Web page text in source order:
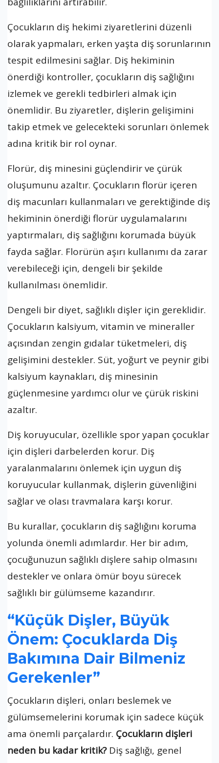
Çocukların diş hekimi ziyaretlerini düzenli
olarak yapmaları, erken yaşta diş sorunlarının
tespit edilmesini sağlar. Diş hekiminin
önerdiği kontroller, çocukların diş sağlığını
izlemek ve gerekli tedbirleri almak için
önemlidir. Bu ziyaretler, dişlerin gelişimini
takip etmek ve gelecekteki sorunları önlemek
adına kritik bir rol oynar.
Florür, diş minesini güçlendirir ve çürük
oluşumunu azaltır. Çocukların florür içeren
diş macunları kullanmaları ve gerektiğinde diş
hekiminin önerdiği florür uygulamalarını
yaptırmaları, diş sağlığını korumada büyük
fayda sağlar. Florürün aşırı kullanımı da zarar
verebileceği için, dengeli bir şekilde
kullanılması önemlidir.
Dengeli bir diyet, sağlıklı dişler için gereklidir.
Çocukların kalsiyum, vitamin ve mineraller
açısından zengin gıdalar tüketmeleri, diş
gelişimini destekler. Süt, yoğurt ve peynir gibi
kalsiyum kaynakları, diş minesinin
güçlenmesine yardımcı olur ve çürük riskini
azaltır.
Diş koruyucular, özellikle spor yapan çocuklar
için dişleri darbelerden korur. Diş
yaralanmalarını önlemek için uygun diş
koruyucular kullanmak, dişlerin güvenliğini
sağlar ve olası travmalara karşı korur.
Bu kurallar, çocukların diş sağlığını koruma
yolunda önemli adımlardır. Her bir adım,
çocuğunuzun sağlıklı dişlere sahip olmasını
destekler ve onlara ömür boyu sürecek
sağlıklı bir gülümseme kazandırır.
“Küçük Dişler, Büyük
Önem: Çocuklarda Diş
Bakımına Dair Bilmeniz
Gerekenler”
Çocukların dişleri, onları beslemek ve
gülümsemelerini korumak için sadece küçük
ama önemli parçalardır. Çocukların dişleri
neden bu kadar kritik?Diş sağlığı, genel